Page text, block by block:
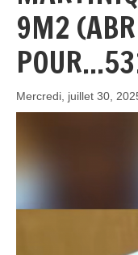
9M2
Mercredi, juillet 30,